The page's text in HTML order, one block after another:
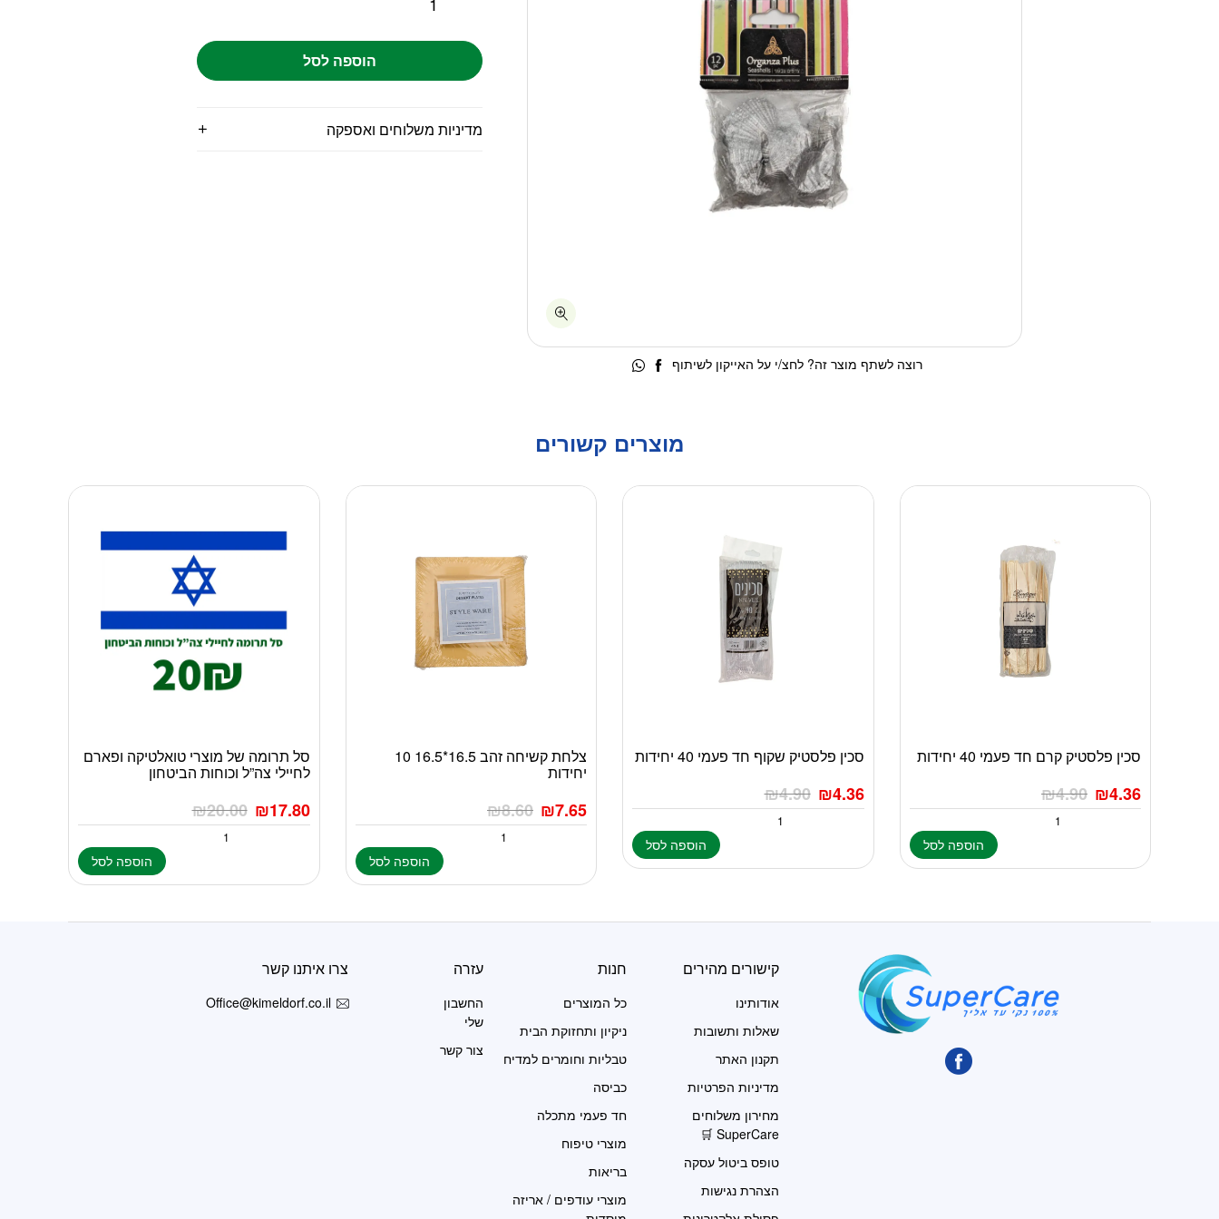
הוספה לסל
מדיניות משלוחים ואספקה
רוצה לשתף מוצר זה? לחצ/י על האייקון לשיתוף
מוצרים קשורים
סכין פלסטיק קרם חד פעמי 40 יחידות
₪4.90 ₪4.36
הוספה לסל
סכין פלסטיק שקוף חד פעמי 40 יחידות
₪4.90 ₪4.36
הוספה לסל
צלחת קשיחה זהב 16.5*16.5 10
יחידות
₪8.60 ₪7.65
הוספה לסל
סל תרומה של מוצרי טואלטיקה ופארם
לחיילי צה”ל וכוחות הביטחון
₪20.00 ₪17.80
הוספה לסל
קישורים מהירים
אודותינו
שאלות ותשובות
תקנון האתר
מדיניות הפרטיות
מחירון משלוחים
SuperCare 🛒
טופס ביטול עסקה
הצהרת נגישות
חנות
כל המוצרים
ניקיון ותחזוקת הבית
טבליות וחומרים למדיח
כביסה
חד פעמי מתכלה
מוצרי טיפוח
בריאות
מוצרי עודפים / אריזה
עזרה
החשבון
שלי
צור קשר
צרו איתנו קשר
Office@kimeldorf.co.il